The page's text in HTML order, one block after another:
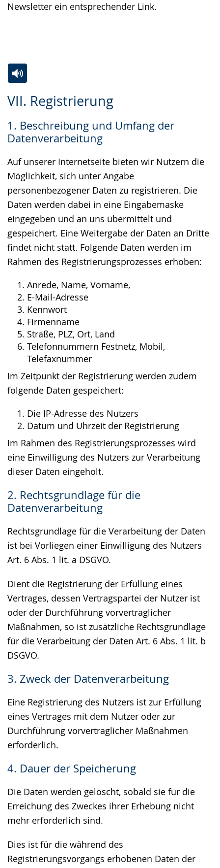
Newsletter ein entsprechender Link.
VII. Registrierung
1. Beschreibung und Umfang der
Datenverarbeitung
Auf unserer Internetseite bieten wir Nutzern die
Möglichkeit, sich unter Angabe
personenbezogener Daten zu registrieren. Die
Daten werden dabei in eine Eingabemaske
eingegeben und an uns übermittelt und
gespeichert. Eine Weitergabe der Daten an Dritte
findet nicht statt. Folgende Daten werden im
Rahmen des Registrierungsprozesses erhoben:
Anrede, Name, Vorname,
E-Mail-Adresse
Kennwort
Firmenname
Straße, PLZ, Ort, Land
Telefonnummern Festnetz, Mobil,
Telefaxnummer
Im Zeitpunkt der Registrierung werden zudem
folgende Daten gespeichert:
Die IP-Adresse des Nutzers
Datum und Uhrzeit der Registrierung
Im Rahmen des Registrierungsprozesses wird
eine Einwilligung des Nutzers zur Verarbeitung
dieser Daten eingeholt.
2. Rechtsgrundlage für die
Datenverarbeitung
Rechtsgrundlage für die Verarbeitung der Daten
ist bei Vorliegen einer Einwilligung des Nutzers
Art. 6 Abs. 1 lit. a DSGVO.
Dient die Registrierung der Erfüllung eines
Vertrages, dessen Vertragspartei der Nutzer ist
oder der Durchführung vorvertraglicher
Maßnahmen, so ist zusätzliche Rechtsgrundlage
für die Verarbeitung der Daten Art. 6 Abs. 1 lit. b
DSGVO.
3. Zweck der Datenverarbeitung
Eine Registrierung des Nutzers ist zur Erfüllung
eines Vertrages mit dem Nutzer oder zur
Durchführung vorvertraglicher Maßnahmen
erforderlich.
4. Dauer der Speicherung
Die Daten werden gelöscht, sobald sie für die
Erreichung des Zweckes ihrer Erhebung nicht
mehr erforderlich sind.
Dies ist für die während des
Registrierungsvorgangs erhobenen Daten der
Leichten
wechseln.
Audio-
Video
Deutscher
wird
angezeigt.